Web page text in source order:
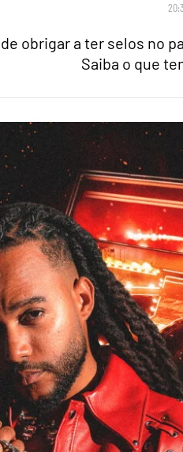
obrigar a ter selos no
Saiba o que